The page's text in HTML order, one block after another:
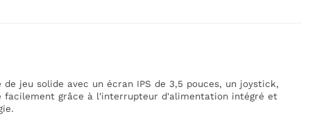
jeu solide avec un écran IPS de 3,5 pouces, un joystick,
grâce à l'interrupteur d'alimentation intégré et